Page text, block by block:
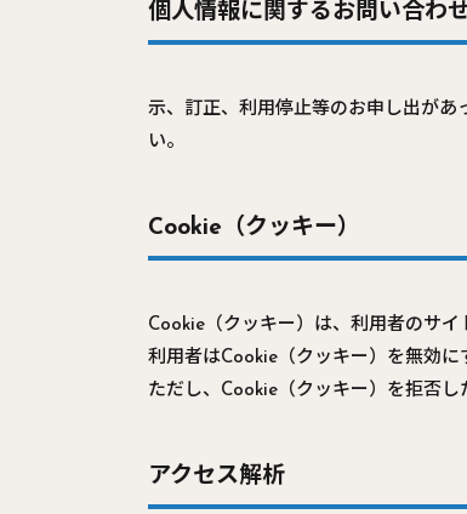
個人情報に関するお問い合わ
示、訂正、利用停止等のお申し出があ
い。
Cookie（クッキー）
Cookie（クッキー）は、利用者のサイ
利用者はCookie（クッキー）を無効に
ただし、Cookie（クッキー）を拒否
アクセス解析